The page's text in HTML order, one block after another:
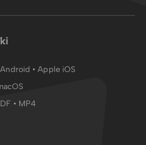
Android •Apple iOS
• MP4